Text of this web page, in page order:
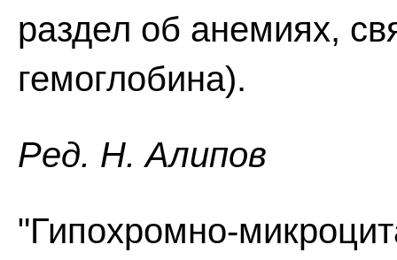
раздел об анемиях,
гемоглобина).
Ред. Н. Алипов
"Гипохромно-